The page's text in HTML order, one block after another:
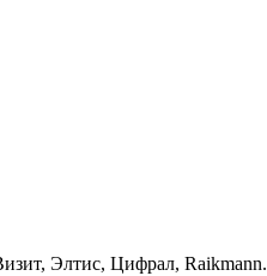
Элтис, Цифрал, Raikmann.